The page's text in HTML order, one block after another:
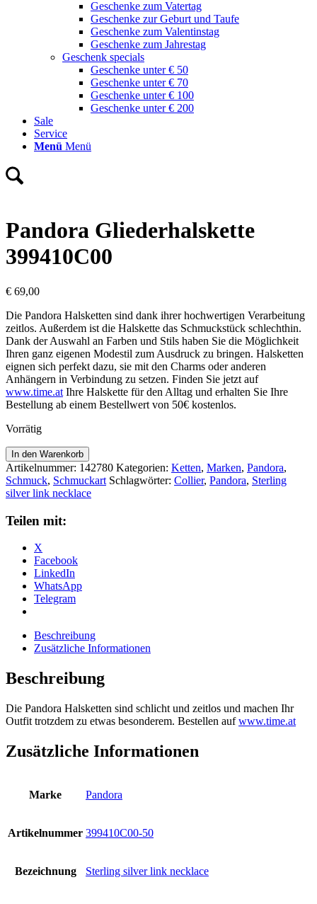
Geschenke zum Vatertag
Geschenke zur Geburt und Taufe
Geschenke zum Valentinstag
Geschenke zum Jahrestag
Geschenk specials
Geschenke unter € 50
Geschenke unter € 70
Geschenke unter € 100
Geschenke unter € 200
Sale
Service
Menü Menü
Pandora Gliederhalskette
399410C00
€ 69,00
Die Pandora Halsketten sind dank ihrer hochwertigen Verarbeitung
zeitlos. Außerdem ist die Halskette das Schmuckstück schlechthin.
Dank der Auswahl an Farben und Stils haben Sie die Möglichkeit
Ihren ganz eigenen Modestil zum Ausdruck zu bringen. Halsketten
eignen sich perfekt dazu, sie mit den Charms oder anderen
Anhängern in Verbindung zu setzen. Finden Sie jetzt auf
www.time.at Ihre Halskette für den Alltag und erhalten Sie Ihre
Bestellung ab einem Bestellwert von 50€ kostenlos.
Vorrätig
Pandora
Gliederhalskette
399410C00
Menge
In den Warenkorb
Artikelnummer: 142780 Kategorien: Ketten, Marken, Pandora,
Schmuck, Schmuckart Schlagwörter: Collier, Pandora, Sterling
silver link necklace
Teilen mit:
X
Facebook
LinkedIn
WhatsApp
Telegram
Beschreibung
Zusätzliche Informationen
Beschreibung
Die Pandora Halsketten sind schlicht und zeitlos und machen Ihr
Outfit trotzdem zu etwas besonderem. Bestellen aufwww.time.at
Zusätzliche Informationen
Marke Pandora
Artikelnummer 399410C00-50
Bezeichnung Sterling silver link necklace